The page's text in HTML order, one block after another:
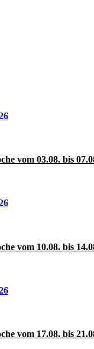
vom 03.08. bis
vom 10.08. bis
vom 17.08. bis